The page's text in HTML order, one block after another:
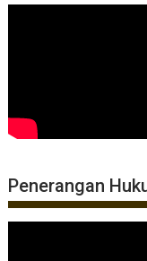
Penerangan